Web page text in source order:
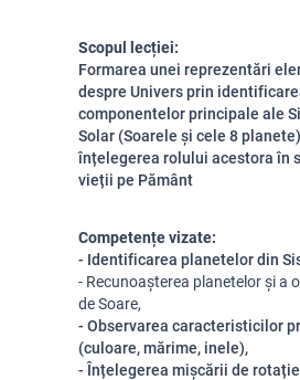
Scopul lecției:
Formarea unei reprezentări
despre Univers prin
componentelor principale ale
Solar (Soarele și cele 8
înțelegerea rolului acestora în
vieții pe Pământ
Competențe vizate:
- Identificarea planetelor din
- Recunoașterea planetelor și a
de Soare,
- Observarea caracteristicilor
(culoare, mărime, inele),
- Înțelegerea mișcării de